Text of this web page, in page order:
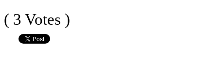
( 3 Votes )